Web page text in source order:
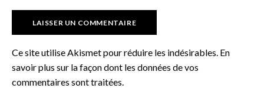
Ce site utilise Akismet pour réduire les indésirables. En
savoir plus sur la façon dont les données de vos
commentaires sont traitées.